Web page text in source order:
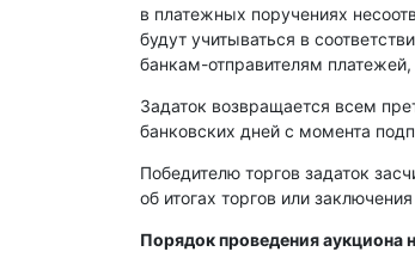
в платежных поручениях
будут учитываться в
банкам-отправителям
Задаток возвращается всем
банковских дней с момента
Победителю торгов задаток
об итогах торгов или
Порядок проведения аукциона